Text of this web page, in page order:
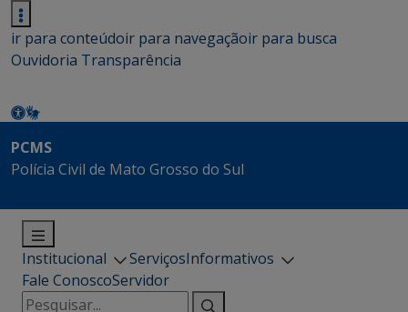
ir para conteúdoir para navegaçãoir para busca
Ouvidoria Transparência
PCMS
Polícia Civil de Mato Grosso do Sul
Institucional ServiçosInformativos
Fale ConoscoServidor
Pesquisar